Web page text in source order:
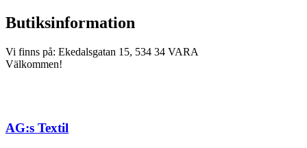
Butiksinformation
Vi finns på: Ekedalsgatan 15, 534 34 VARA
Välkommen!
AG:s Textil